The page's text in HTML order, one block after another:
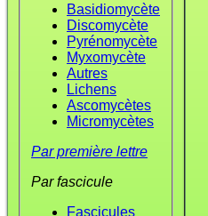
Basidiomycète
Discomycète
Pyrénomycète
Myxomycète
Autres
Lichens
Ascomycètes
Micromycètes
Par première lettre
Par fascicule
Fascicules